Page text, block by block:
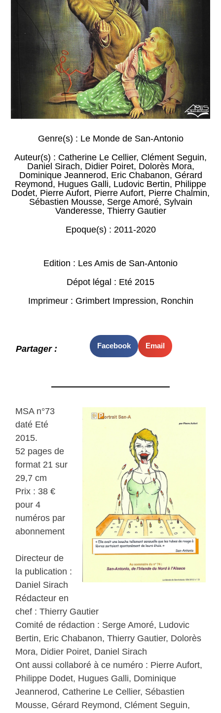
Genre(s) : Le Monde de San-Antonio
Auteur(s) : Catherine Le Cellier, Clément Seguin,
Daniel Sirach, Didier Poiret, Dolorès Mora,
Dominique Jeannerod, Eric Chabanon, Gérard
Reymond, Hugues Galli, Ludovic Bertin, Philippe
Dodet, Pierre Aufort, Pierre Aufort, Pierre Chalmin,
Sébastien Mousse, Serge Amoré, Sylvain
Vanderesse, Thierry Gautier
Epoque(s) : 2011-2020
Edition : Les Amis de San-Antonio
Dépot légal : Eté 2015
Imprimeur : Grimbert Impression, Ronchin
Partager : Facebook Email
MSA n°73
daté Eté
2015.
52 pages de
format 21 sur
29,7 cm
Prix : 38 €
pour 4
numéros par
abonnement
Directeur de
la publication :
Daniel Sirach
Rédacteur en
chef : Thierry Gautier
Comité de rédaction : Serge Amoré, Ludovic
Bertin, Eric Chabanon, Thierry Gautier, Dolorès
Mora, Didier Poiret, Daniel Sirach
Ont aussi collaboré à ce numéro : Pierre Aufort,
Philippe Dodet, Hugues Galli, Dominique
Jeannerod, Catherine Le Cellier, Sébastien
Mousse, Gérard Reymond, Clément Seguin,